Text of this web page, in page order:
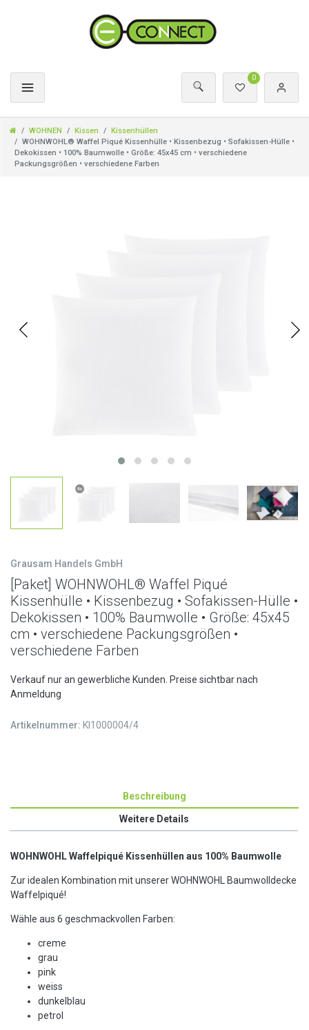
0
WOHNEN Kissen
Kissenhüllen
WOHNWOHL® Waffel Piqué Kissenhülle • Kissenbezug • Sofakissen-Hülle •
Dekokissen • 100% Baumwolle • Größe: 45x45 cm • verschiedene
Packungsgrößen • verschiedene Farben
Grausam Handels GmbH
[Paket] WOHNWOHL® Waffel Piqué
Kissenhülle • Kissenbezug • Sofakissen-Hülle •
Dekokissen • 100% Baumwolle • Größe: 45x45
cm • verschiedene Packungsgrößen •
verschiedene Farben
Verkauf nur an gewerbliche Kunden. Preise sichtbar nach
Anmeldung
Artikelnummer: KI1000004/4
Beschreibung
Weitere Details
WOHNWOHL Waffelpiqué Kissenhüllen aus 100% Baumwolle
Zur idealen Kombination mit unserer WOHNWOHL Baumwolldecke
Waffelpiqué!
Wähle aus 6 geschmackvollen Farben:
creme
grau
pink
weiss
dunkelblau
petrol